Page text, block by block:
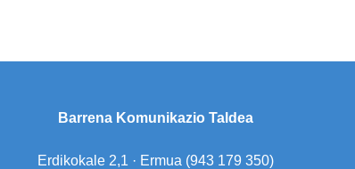
Barrena Komunikazio Taldea
Erdikokale 2,1 · Ermua (943 179 350)